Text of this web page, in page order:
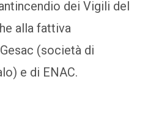
dei Vigili del
alla fattiva
(società di
e di ENAC.